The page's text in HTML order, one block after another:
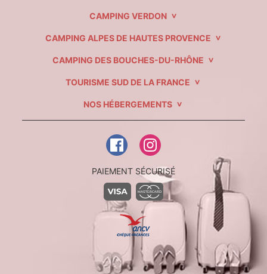
CAMPING VERDON
CAMPING ALPES DE HAUTES PROVENCE
CAMPING DES BOUCHES-DU-RHÔNE
TOURISME SUD DE LA FRANCE
NOS HÉBERGEMENTS
PAIEMENT SÉCURISÉ